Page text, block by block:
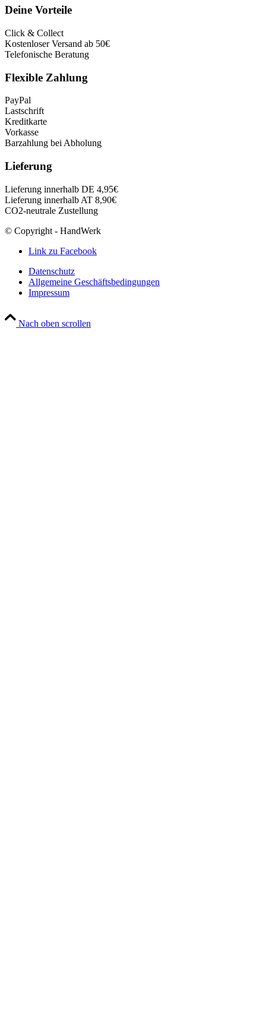
Deine Vorteile
Click & Collect
Kostenloser Versand ab 50€
Telefonische Beratung
Flexible Zahlung
PayPal
Lastschrift
Kreditkarte
Vorkasse
Barzahlung bei Abholung
Lieferung
Lieferung innerhalb DE 4,95€
Lieferung innerhalb AT 8,90€
CO2-neutrale Zustellung
© Copyright - HandWerk
Link zu Facebook
Datenschutz
Allgemeine Geschäftsbedingungen
Impressum
Nach oben scrollen